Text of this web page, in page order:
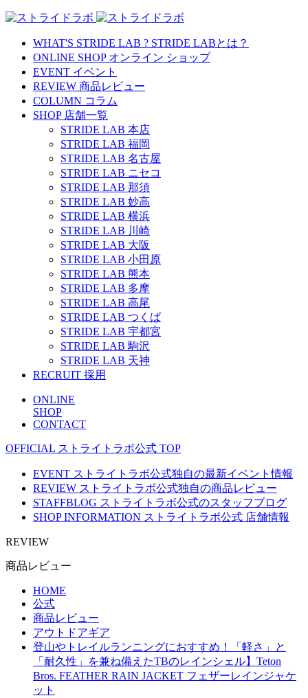
WHAT'S STRIDE LAB ? STRIDE LABとは？
ONLINE SHOP オンライン ショップ
EVENT イベント
REVIEW 商品レビュー
COLUMN コラム
SHOP 店舗一覧
STRIDE LAB 本店
STRIDE LAB 福岡
STRIDE LAB 名古屋
STRIDE LAB ニセコ
STRIDE LAB 那須
STRIDE LAB 妙高
STRIDE LAB 横浜
STRIDE LAB 川崎
STRIDE LAB 大阪
STRIDE LAB 小田原
STRIDE LAB 熊本
STRIDE LAB 多摩
STRIDE LAB 高尾
STRIDE LAB つくば
STRIDE LAB 宇都宮
STRIDE LAB 駒沢
STRIDE LAB 天神
RECRUIT 採用
ONLINE
SHOP
CONTACT
OFFICIAL ストライトラボ公式 TOP
EVENT ストライトラボ公式独自の最新イベント情報
REVIEW ストライトラボ公式独自の商品レビュー
STAFFBLOG ストライトラボ公式のスタッフブログ
SHOP INFORMATION ストライトラボ公式 店舗情報
REVIEW
商品レビュー
HOME
公式
商品レビュー
アウトドアギア
登山やトレイルランニングにおすすめ！「軽さ」と
「耐久性」を兼ね備えたTBのレインシェル】Teton
Bros. FEATHER RAIN JACKET フェザーレインジャケ
ット